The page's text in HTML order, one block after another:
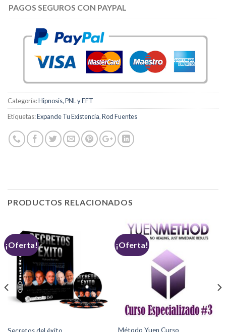
PAGOS SEGUROS CON PAYPAL
Categoría:Hipnosis, PNL y EFT
Etiquetas:Expande Tu Existencia,Rod Fuentes
PRODUCTOS RELACIONADOS
¡Oferta!
Secretos del éxito
¡Oferta!
Método Yuen Curso